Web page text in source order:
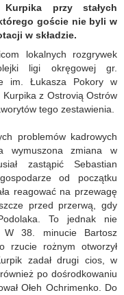
przy stałych
goście nie byli w
w składzie.
lokalnych rozgrywek
ligi okręgowej gr.
im. Łukasza Pokory w
Kurpika z Ostrovią Ostrów
tego zestawienia.
problemów kadrowych
wymuszona zmiana w
zastąpić Sebastian
od początku
reagować na przewagę
przed przerwą, gdy
To jednak nie
W 38. minucie Bartosz
rzucie rożnym otworzył
zadał drugi cios, w
po dośrodkowaniu
Ołeh Ochrimenko. Do